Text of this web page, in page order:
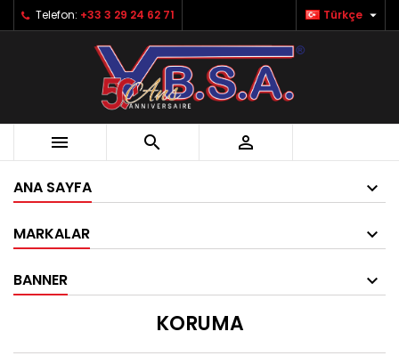
Telefon: +33 3 29 24 62 71 Türkçe 
  
ANA SAYFA
MARKALAR
BANNER
KORUMA